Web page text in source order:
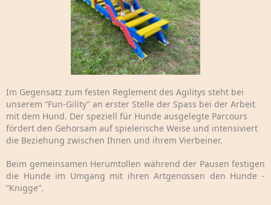
Im Gegensatz zum festen Reglement des Agilitys steht bei
unserem “Fun-Gility” an erster Stelle der Spass bei der Arbeit
mit dem Hund. Der speziell für Hunde ausgelegte Parcours
fördert den Gehorsam auf spielerische Weise und intensiviert
die Beziehung zwischen Ihnen und ihrem Vierbeiner.
Beim gemeinsamen Herumtollen während der Pausen festigen
die Hunde im Umgang mit ihren Artgenossen den Hunde -
”Knigge”.